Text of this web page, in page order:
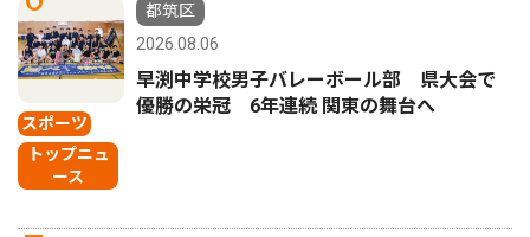
スポーツ
トップニュ
ース
都筑区
2026.08.06
早渕中学校男子バレーボール部 県大会で
優勝の栄冠 6年連続 関東の舞台へ